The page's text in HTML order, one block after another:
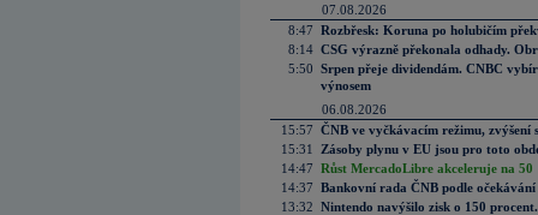
07.08.2026
8:47 Rozbřesk: Koruna po holubičím
8:14 CSG výrazně překonala odhady.
5:50 Srpen přeje dividendám. CNBC
výnosem
06.08.2026
15:57 ČNB ve vyčkávacím režimu, zvýšení
15:31
Zásoby plynu v EU jsou pro toto
14:47 Růst MercadoLibre akceleruje na
14:37 Bankovní rada ČNB podle
13:32 Nintendo navýšilo zisk o 150